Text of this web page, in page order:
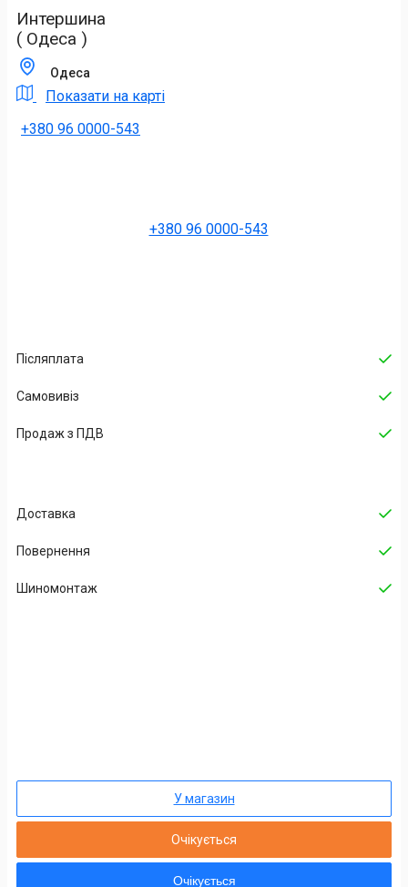
Интершина
( Одеса )
Одеса
Показати на карті
+380 96 0000-543
+380 96 0000-543
Післяплата
Самовивіз
Продаж з ПДВ
Доставка
Повернення
Шиномонтаж
У магазин
Очікується
Очікується